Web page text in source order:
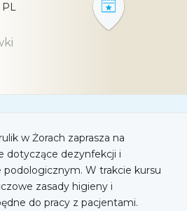
PL
w Żorach zaprasza na
dotyczące dezynfekcji i
podologicznym. W trakcie kursu
zasady higieny i
do pracy z pacjentami.